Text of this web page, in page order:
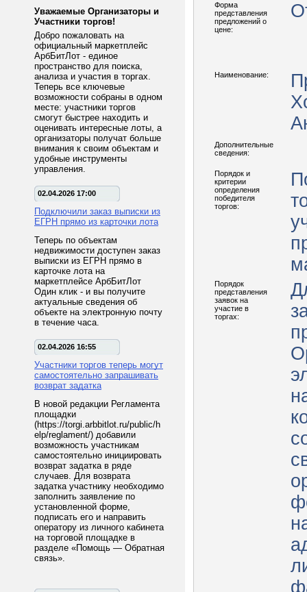
Уважаемые Организаторы и
Участники торгов!
Добро пожаловать на
официальный маркетплейс
АрбБитЛот - единое
пространство для поиска,
анализа и участия в торгах.
Теперь все ключевые
возможности собраны в одном
месте: участники торгов
смогут быстрее находить и
оценивать интересные лоты, а
организаторы получат больше
внимания к своим объектам и
удобные инструменты
управления.
02.04.2026 17:00
Подключили заказ выписки из
ЕГРН прямо из карточки лота
Теперь по объектам
недвижимости доступен заказ
выписки из ЕГРН прямо в
карточке лота на
маркетплейсе АрбБитЛот
Один клик - и вы получите
актуальные сведения об
объекте на электронную почту
в течение часа.
02.04.2026 16:55
Участники торгов теперь могут
самостоятельно запрашивать
возврат задатка
В новой редакции Регламента
площадки
(https://torgi.arbbitlot.ru/public/h
elp/reglament/) добавили
возможность участникам
самостоятельно инициировать
возврат задатка в ряде
случаев. Для возврата
задатка участнику необходимо
заполнить заявление по
установленной форме,
подписать его и направить
оператору из личного кабинета
на торговой площадке в
разделе «Помощь — Обратная
связь».
Форма
представления
предложений о
цене:
Наименование:
Дополнительные
сведения:
Порядок и
критерии
определения
победителя
торгов:
Порядок
представления
заявок на
участие в
торгах: